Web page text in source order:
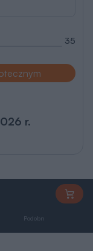
35
r.
Podobne